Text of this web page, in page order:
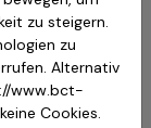
Reisen
& Neujahr
Matsuri
zu steigern.
zu
Alternativ
www.bct-
Cookies.